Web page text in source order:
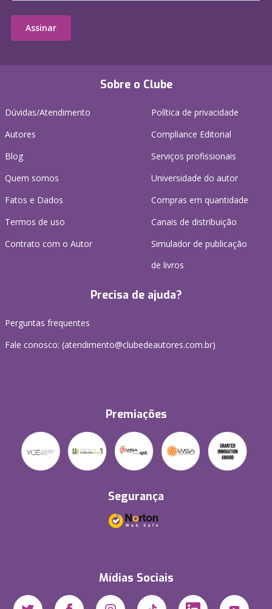
Sobre o Clube
Dúvidas/Atendimento
Autores
Blog
Quem somos
Fatos e Dados
Termos de uso
Contrato com o Autor
Política de privacidade
Compliance Editorial
Serviços profissionais
Universidade do autor
Compras em quantidade
Canais de distribuição
Simulador de publicação
de livros
Precisa de ajuda?
Perguntas frequentes
Fale conosco: (atendimento@clubedeautores.com.br)
Premiações
Segurança
Mídias Sociais
Assinar